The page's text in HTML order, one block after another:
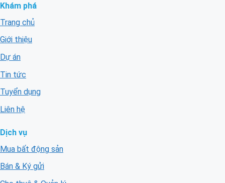
Khám phá
Trang chủ
Giới thiệu
Dự án
Tin tức
Tuyển dụng
Liên hệ
Dịch vụ
Mua bất động sản
Bán & Ký gửi